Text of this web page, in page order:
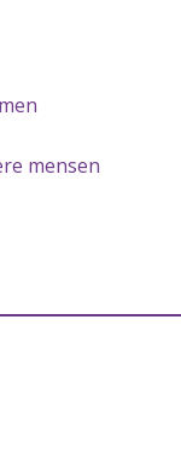
mensen